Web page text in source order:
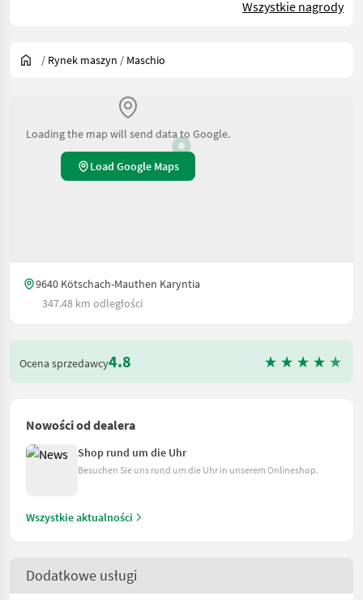
Wszystkie nagrody
/ Rynek maszyn / Maschio
Loading the map will send data to Google.
Load Google Maps
9640 Kötschach-Mauthen Karyntia
347.48 km odległości
Ocena sprzedawcy4.8
Nowości od dealera
Shop rund um die Uhr
Besuchen Sie uns rund um die Uhr in unserem Onlineshop.
Wszystkie aktualności
Dodatkowe usługi